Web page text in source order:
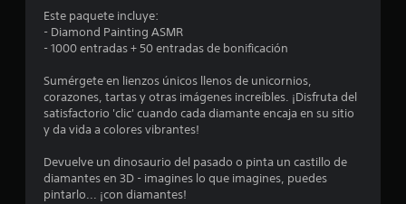
i
o
Este paquete incluye:
- Diamond Painting ASMR
- 1000 entradas + 50 entradas de bonificación
Sumérgete en lienzos únicos llenos de unicornios,
corazones, tartas y otras imágenes increíbles. ¡Disfruta del
satisfactorio 'clic' cuando cada diamante encaja en su sitio
y da vida a colores vibrantes!
Devuelve un dinosaurio del pasado o pinta un castillo de
diamantes en 3D - imagines lo que imagines, puedes
pintarlo... ¡con diamantes!